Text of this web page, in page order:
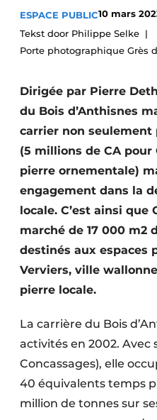
Termes et
Video’s
Construction bois
Éclairage
Fondations
Façades
Géotextiles
Protection solaire
Rénovation
Sécurité incendie
ESPACE PUBLIC10 mars
Tekst door Philippe Selke
Porte photographique Grès
Dirigée par Pierre
du Bois d’Anthisnes
carrier non seulement
(5 millions de CA pour
pierre ornementale)
engagement dans la
locale. C’est ainsi que
marché de 17 000 m2
destinés aux espaces
Verviers, ville
pierre locale.
La carrière du Bois
activités en 2002. Avec
Concassages), elle
40 équivalents temps
million de tonnes sur